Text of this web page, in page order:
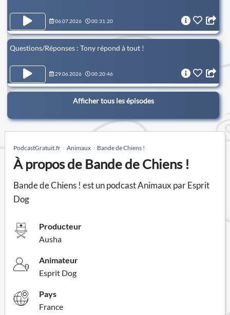
06.07.2026 00:31:20
Questions/Réponses : Tony répond à tout !
29.06.2026 00:20:46
Afficher tous les épisodes
PodcastGratuit.fr Animaux Bande de Chiens !
À propos de Bande de Chiens !
Bande de Chiens ! est un podcast Animaux par Esprit
Dog
Producteur
Ausha
Animateur
Esprit Dog
Pays
France